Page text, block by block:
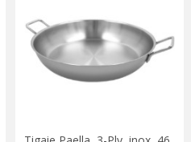
Demeyere
sunt dezvoltate pentru
unei bucatarii moderne si
mai inalte standarde de calitate,
specialitatilor culinare.